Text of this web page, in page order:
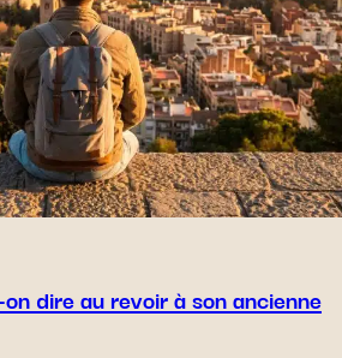
dire au revoir à son ancienne